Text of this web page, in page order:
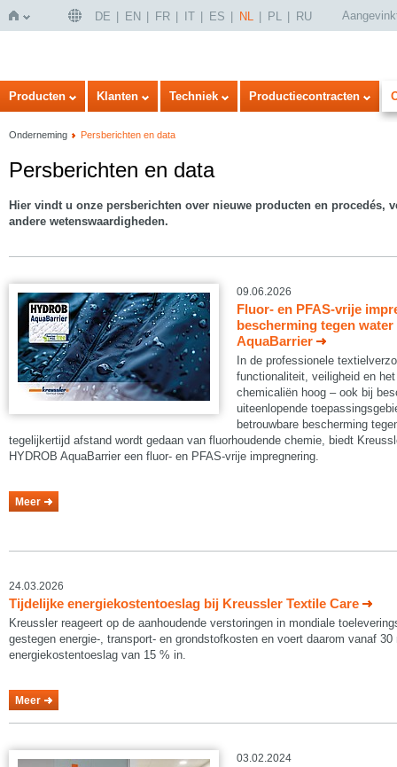
Home
DE EN FR IT ES NL PL RU
Producten Klanten Techniek Productiecontracten
Onderneming Persberichten en data
Persberichten en data
Hier vindt u onze persberichten over nieuwe producten en procedés,
andere wetenswaardigheden.
09.06.2026
Fluor- en PFAS-vrije
bescherming tegen
AquaBarrier
In de professionele
functionaliteit, veiligheid en
chemicaliën hoog – ook bij
uiteenlopende
betrouwbare bescherming
tegelijkertijd afstand wordt gedaan van fluorhoudende chemie, biedt
HYDROB AquaBarrier een fluor- en PFAS-vrije impregnering.
Meer
24.03.2026
Tijdelijke energiekostentoeslag bij Kreussler Textile Care
Kreussler reageert op de aanhoudende verstoringen in mondiale
gestegen energie‑, transport‑ en grondstofkosten en voert daarom vanaf
energiekostentoeslag van 15 % in.
Meer
03.02.2024